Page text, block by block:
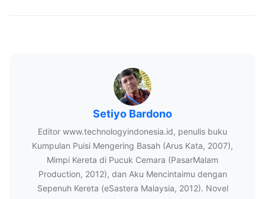
Setiyo Bardono
Editor www.technologyindonesia.id, penulis buku
Kumpulan Puisi Mengering Basah (Arus Kata, 2007),
Mimpi Kereta di Pucuk Cemara (PasarMalam
Production, 2012), dan Aku Mencintaimu dengan
Sepenuh Kereta (eSastera Malaysia, 2012). Novel